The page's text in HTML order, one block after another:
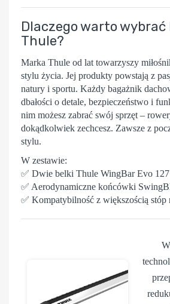
Dlaczego warto
Thule?
Marka Thule od lat towarzyszy
stylu życia. Jej produkty powstają z
natury i sportu. Każdy bagażnik
dbałości o detale, bezpieczeństwo i
nim możesz zabrać swój sprzęt –
dokądkolwiek zechcesz. Zawsze z
stylu.
W zestawie:
✅ Dwie belki Thule WingBar Evo 127
✅ Aerodynamiczne końcówki
✅ Kompatybilność z większością